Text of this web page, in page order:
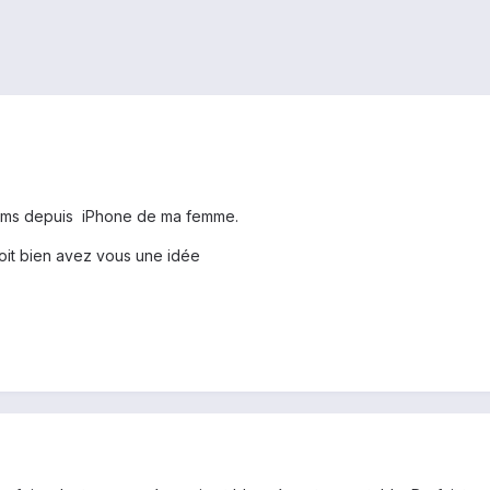
depuis iPhone de ma femme.
bien avez vous une idée